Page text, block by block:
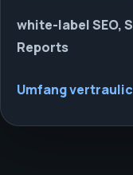
white-label SEO,
Reports
Umfang